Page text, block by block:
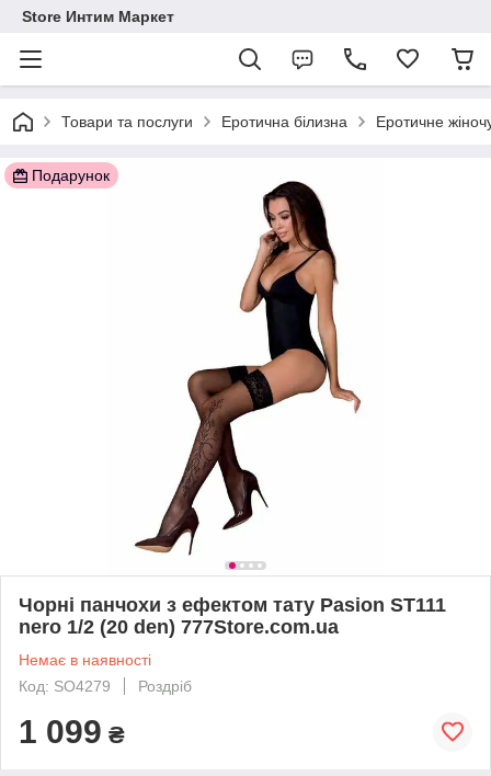
Store Интим Маркет
Товари та послуги Еротична білизна Еротичне
Подарунок
Чорні панчохи з ефектом тату Pasion ST111
nero 1/2 (20 den) 777Store.com.ua
Немає в наявності
Код: SO4279
Роздріб
1 099 ₴